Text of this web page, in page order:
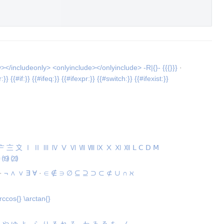
includeonly> <onlyinclude></onlyinclude> -R|{}- {{{}}} ·
{{#if:}} {{#ifeq:}} {{#ifexpr:}} {{#switch:}} {{#ifexist:}}
〨 〩 Ⅰ Ⅱ Ⅲ Ⅳ Ⅴ Ⅵ Ⅶ Ⅷ Ⅸ Ⅹ Ⅺ Ⅻ Ⅼ Ⅽ Ⅾ Ⅿ
⒆ ⒇
· ¬ ∧ ∨ ∃ ∀ · ∈ ∉ ∋ ∅ ⊆ ⊇ ⊃ ⊂ ⊄ ∪ ∩ ℵ
\arctan{}